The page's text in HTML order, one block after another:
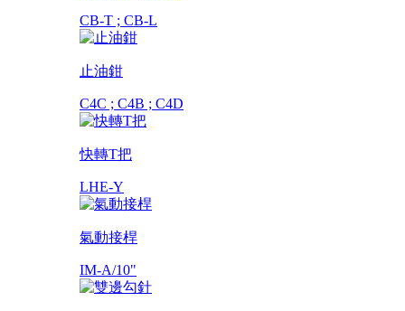
CB-T ; CB-L
止油鉗
C4C ; C4B ; C4D
快轉T把
LHE-Y
氣動接桿
IM-A/10"